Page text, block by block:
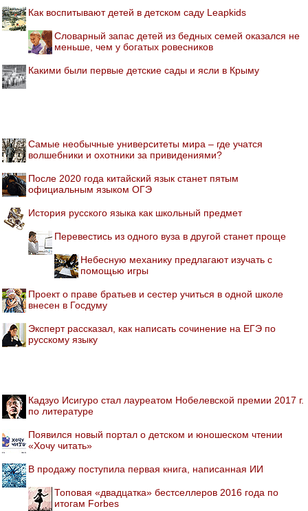
Как воспитывают детей в детском саду Leapkids
Словарный запас детей из бедных семей оказался не
меньше, чем у богатых ровесников
Какими были первые детские сады и ясли в Крыму
Самые необычные университеты мира – где учатся
волшебники и охотники за привидениями?
После 2020 года китайский язык станет пятым
официальным языком ОГЭ
История русского языка как школьный предмет
Перевестись из одного вуза в другой станет проще
Небесную механику предлагают изучать с
помощью игры
Проект о праве братьев и сестер учиться в одной школе
внесен в Госдуму
Эксперт рассказал, как написать сочинение на ЕГЭ по
русскому языку
Кадзуо Исигуро стал лауреатом Нобелевской премии 2017 г.
по литературе
Появился новый портал о детском и юношеском чтении
«Хочу читать»
В продажу поступила первая книга, написанная ИИ
Топовая «двадцатка» бестселлеров 2016 года по
итогам Forbes